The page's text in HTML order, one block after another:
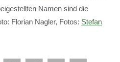
Namen sind die
Florian Nagler, Fotos: Stefan